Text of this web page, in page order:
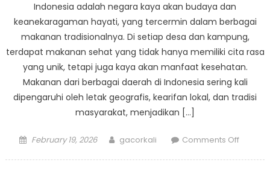
Indonesia adalah negara kaya akan budaya dan
keanekaragaman hayati, yang tercermin dalam berbagai
makanan tradisionalnya. Di setiap desa dan kampung,
terdapat makanan sehat yang tidak hanya memiliki cita rasa
yang unik, tetapi juga kaya akan manfaat kesehatan.
Makanan dari berbagai daerah di Indonesia sering kali
dipengaruhi oleh letak geografis, kearifan lokal, dan tradisi
masyarakat, menjadikan […]
Posted
February 19, 2026 Author
gacorkali Comments Offon